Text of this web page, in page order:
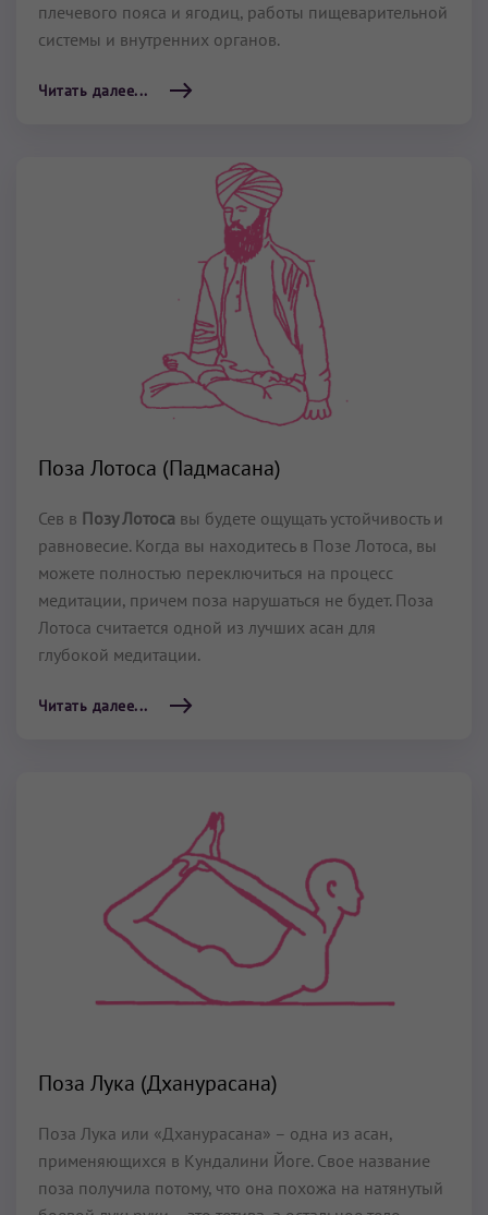
плечевого пояса и ягодиц, работы пищеварительной
системы и внутренних органов.
Читать далее...
Поза Лотоса (Падмасана)
Сев в Позу Лотоса вы будете ощущать устойчивость и
равновесие. Когда вы находитесь в Позе Лотоса, вы
можете полностью переключиться на процесс
медитации, причем поза нарушаться не будет. Поза
Лотоса считается одной из лучших асан для
глубокой медитации.
Читать далее...
Поза Лука (Дханурасана)
Поза Лука или «Дханурасана» – одна из асан,
применяющихся в Кундалини Йоге. Свое название
поза получила потому, что она похожа на натянутый